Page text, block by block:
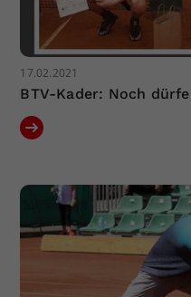
17.02.2021
BTV-Kader: Noch